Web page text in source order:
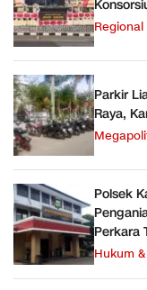
Regional
Parkir
Raya,
Polsek
Perkara
Hukum